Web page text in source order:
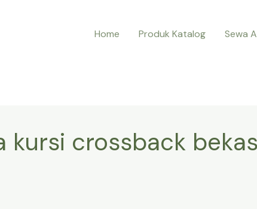
Home Produk Katalog Sewa
kursi crossback